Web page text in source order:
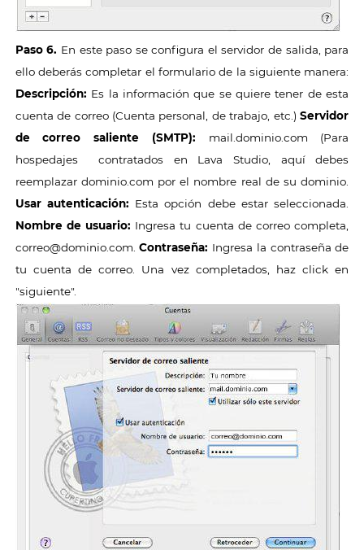
Paso 6. En este paso se configura el servidor de salida, para
ello deberás completar el formulario de la siguiente manera:
Descripción: Es la información que se quiere tener de esta
cuenta de correo (Cuenta personal, de trabajo, etc.)Servidor
de correo saliente (SMTP): mail.dominio.com (Para
hospedajes contratados en Lava Studio, aquí debes
reemplazar dominio.com por el nombre real de su dominio.
Usar autenticación: Esta opción debe estar seleccionada.
Nombre de usuario: Ingresa tu cuenta de correo completa,
correo@dominio.com.Contraseña: Ingresa la contraseña de
tu cuenta de correo. Una vez completados, haz click en
"siguiente".